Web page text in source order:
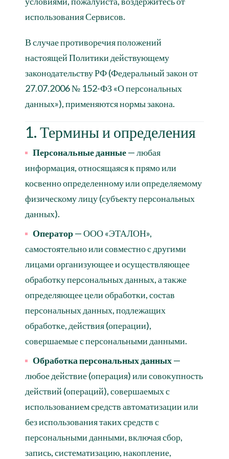
использования Сервисов.
В случае противоречия положений
настоящей Политики действующему
законодательству РФ (Федеральный закон от
27.07.2006 № 152-ФЗ «О персональных
данных»), применяются нормы закона.
1. Термины и определения
Персональные данные— любая
информация, относящаяся к прямо или
косвенно определенному или определяемому
физическому лицу (субъекту персональных
данных).
Оператор— ООО «ЭТАЛОН»,
самостоятельно или совместно с другими
лицами организующее и осуществляющее
обработку персональных данных, а также
определяющее цели обработки, состав
персональных данных, подлежащих
обработке, действия (операции),
совершаемые с персональными данными.
Обработка персональных данных—
любое действие (операция) или совокупность
действий (операций), совершаемых с
использованием средств автоматизации или
без использования таких средств с
персональными данными, включая сбор,
запись, систематизацию, накопление,